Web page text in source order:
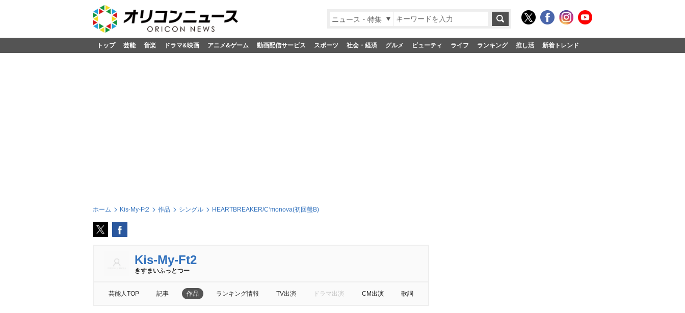
ニュース・特集
トップ 芸能 音楽 ドラマ&映画 アニメ&ゲーム 動画配信サービス スポーツ 社会・経済 グルメ ビューティ ライフ ランキング 推し活 新着トレンド
ホーム Kis-My-Ft2 作品 シングル HEARTBREAKER/C‘monova(初回盤B)
Kis-My-Ft2
きすまいふっとつー
芸能人TOP 記事 作品 ランキング情報 TV出演 ドラマ出演 CM出演 歌詞